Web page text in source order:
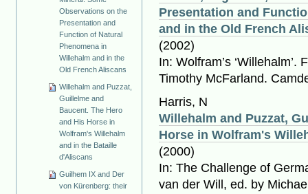
Observations on the
Presentation and
Function of Natural
Phenomena in
Willehalm and in the
Old French Aliscans
Willehalm and Puzzat,
Guillelme and
Baucent. The Hero
and His Horse in
Wolfram's Willehalm
and in the Bataille
d'Aliscans
Guilhem IX and Der
von Kürenberg: their
Presentation and
and in the Old French
(2002)
In: Wolfram’s
Timothy McFarland.
Harris, N
Willehalm and Puzzat,
Horse in Wolfram's
(2000)
In: The Challenge of
van der Will, ed. by